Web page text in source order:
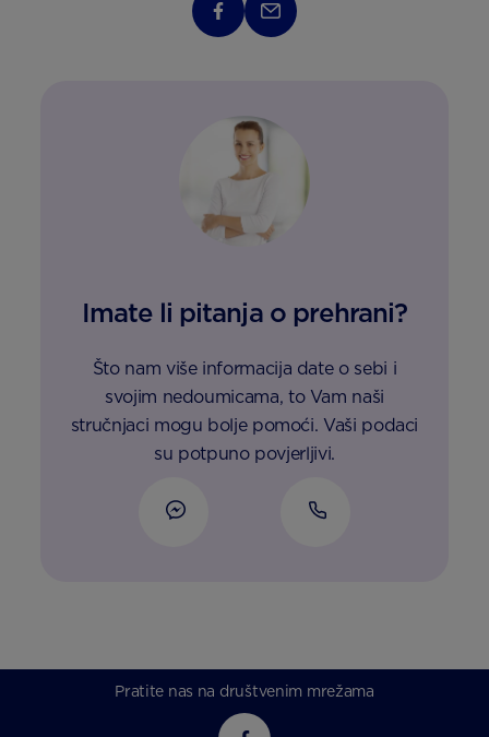
Imate li pitanja o prehrani?
Što nam više informacija date o sebi i
svojim nedoumicama, to Vam naši
stručnjaci mogu bolje pomoći. Vaši podaci
su potpuno povjerljivi.
Pratite nas na društvenim mrežama